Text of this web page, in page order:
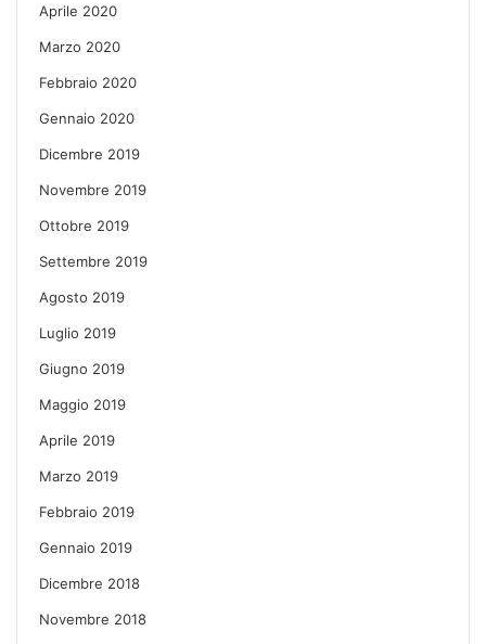
Aprile 2020
Marzo 2020
Febbraio 2020
Gennaio 2020
Dicembre 2019
Novembre 2019
Ottobre 2019
Settembre 2019
Agosto 2019
Luglio 2019
Giugno 2019
Maggio 2019
Aprile 2019
Marzo 2019
Febbraio 2019
Gennaio 2019
Dicembre 2018
Novembre 2018